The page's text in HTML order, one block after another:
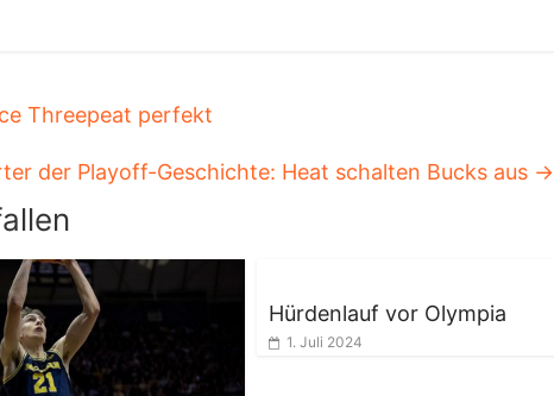
Threepeat perfekt
der Playoff-Geschichte: Heat schalten Bucks aus →
Hürdenlauf vor Olympia
1. Juli 2024